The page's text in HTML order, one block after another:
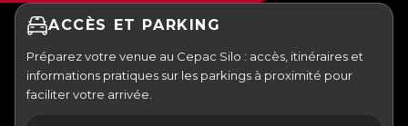
ACCÈS ET PARKING
Préparez votre venue au Cepac Silo : accès, itinéraires et
informations pratiques sur les parkings à proximité pour
faciliter votre arrivée.